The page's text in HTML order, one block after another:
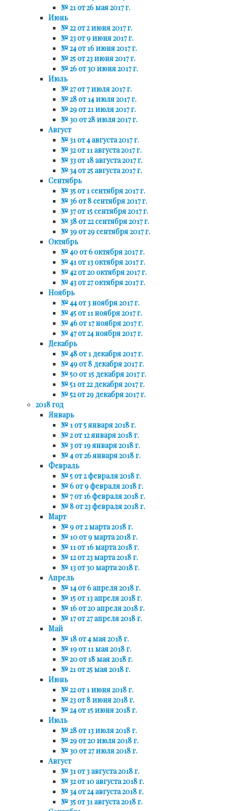
№ 21 от 26 мая 2017 г.
Июнь
№ 22 от 2 июня 2017 г.
№ 23 от 9 июня 2017 г.
№ 24 от 16 июня 2017 г.
№ 25 от 23 июня 2017 г.
№ 26 от 30 июня 2017 г.
Июль
№ 27 от 7 июля 2017 г.
№ 28 от 14 июля 2017 г.
№ 29 от 21 июля 2017 г.
№ 30 от 28 июля 2017 г.
Август
№ 31 от 4 августа 2017 г.
№ 32 от 11 августа 2017 г.
№ 33 от 18 августа 2017 г.
№ 34 от 25 августа 2017 г.
Сентябрь
№ 35 от 1 сентября 2017 г.
№ 36 от 8 сентября 2017 г.
№ 37 от 15 сентября 2017 г.
№ 38 от 22 сентября 2017 г.
№ 39 от 29 сентября 2017 г.
Октябрь
№ 40 от 6 октября 2017 г.
№ 41 от 13 октября 2017 г.
№ 42 от 20 октября 2017 г.
№ 43 от 27 октября 2017 г.
Ноябрь
№ 44 от 3 ноября 2017 г.
№ 45 от 11 ноября 2017 г.
№ 46 от 17 ноября 2017 г.
№ 47 от 24 ноября 2017 г.
Декабрь
№ 48 от 1 декабря 2017 г.
№ 49 от 8 декабря 2017 г.
№ 50 от 15 декабря 2017 г.
№ 51 от 22 декабря 2017 г.
№ 52 от 29 декабря 2017 г.
2018 год
Январь
№ 1 от 5 января 2018 г.
№ 2 от 12 января 2018 г.
№ 3 от 19 января 2018 г.
№ 4 от 26 января 2018 г.
Февраль
№ 5 от 2 февраля 2018 г.
№ 6 от 9 февраля 2018 г.
№ 7 от 16 февраля 2018 г.
№ 8 от 23 февраля 2018 г.
Март
№ 9 от 2 марта 2018 г.
№ 10 от 9 марта 2018 г.
№ 11 от 16 марта 2018 г.
№ 12 от 23 марта 2018 г.
№ 13 от 30 марта 2018 г.
Апрель
№ 14 от 6 апреля 2018 г.
№ 15 от 13 апреля 2018 г.
№ 16 от 20 апреля 2018 г.
№ 17 от 27 апреля 2018 г.
Май
№ 18 от 4 мая 2018 г.
№ 19 от 11 мая 2018 г.
№ 20 от 18 мая 2018 г.
№ 21 от 25 мая 2018 г.
Июнь
№ 22 от 1 июня 2018 г.
№ 23 от 8 июня 2018 г.
№ 24 от 15 июня 2018 г.
Июль
№ 28 от 13 июля 2018 г.
№ 29 от 20 июля 2018 г.
№ 30 от 27 июля 2018 г.
Август
№ 31 от 3 августа 2018 г.
№ 32 от 10 августа 2018 г.
№ 34 от 24 августа 2018 г.
№ 35 от 31 августа 2018 г.